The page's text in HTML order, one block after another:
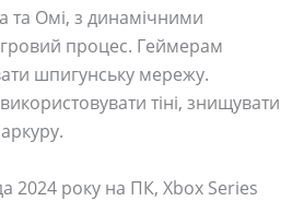
та Омі, з динамічними
процес. Геймерам
шпигунську мережу.
тіні, знищувати
2024 року на ПК, Xbox Series